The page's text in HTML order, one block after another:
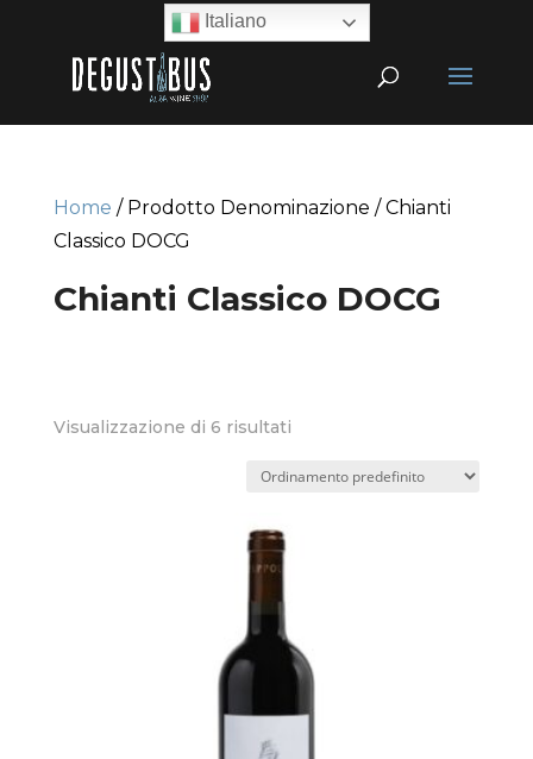
Home / Prodotto Denominazione / Chianti
Classico DOCG
Chianti Classico DOCG
Visualizzazione di 6 risultati
Italiano